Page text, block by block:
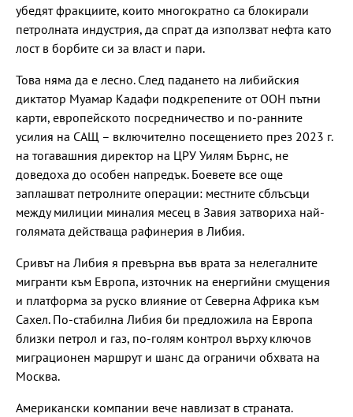
убедят фракциите, които многократно са блокирали
петролната индустрия, да спрат да използват нефта като
лост в борбите си за власт и пари.
Това няма да е лесно. След падането на либийския
диктатор Муамар Кадафи подкрепените от ООН пътни
карти, европейското посредничество и по-ранните
усилия на САЩ – включително посещението през 2023 г.
на тогавашния директор на ЦРУ Уилям Бърнс, не
доведоха до особен напредък. Боевете все още
заплашват петролните операции: местните сблъсъци
между милиции миналия месец в Завия затвориха най-
голямата действаща рафинерия в Либия.
Сривът на Либия я превърна във врата за нелегалните
мигранти към Европа, източник на енергийни смущения
и платформа за руско влияние от Северна Африка към
Сахел. По-стабилна Либия би предложила на Европа
близки петрол и газ, по-голям контрол върху ключов
миграционен маршрут и шанс да ограничи обхвата на
Москва.
Американски компании вече навлизат в страната.